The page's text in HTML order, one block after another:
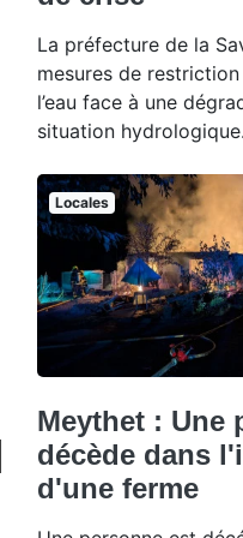
La préfecture de la
mesures de
l’eau face à une
situation hydrologique.
Locales
Meythet : Une
décède dans
d'une ferme